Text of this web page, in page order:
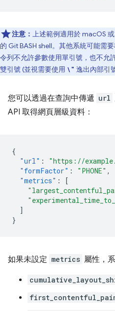
注意： 上述範例適用於 macOS
的 Git BASH shell。其他系統可能需
令列不允許參數使用單引號，也不允
雙引號 (並視需要使用 \" 逸出內部引
您可以透過在查詢中傳遞 url
API 取得網頁層級資料：
{
"url" : "https://
"formFactor" : "PHONE" ,
"metrics" :
[
]
}
如果未設定 metrics 屬性，